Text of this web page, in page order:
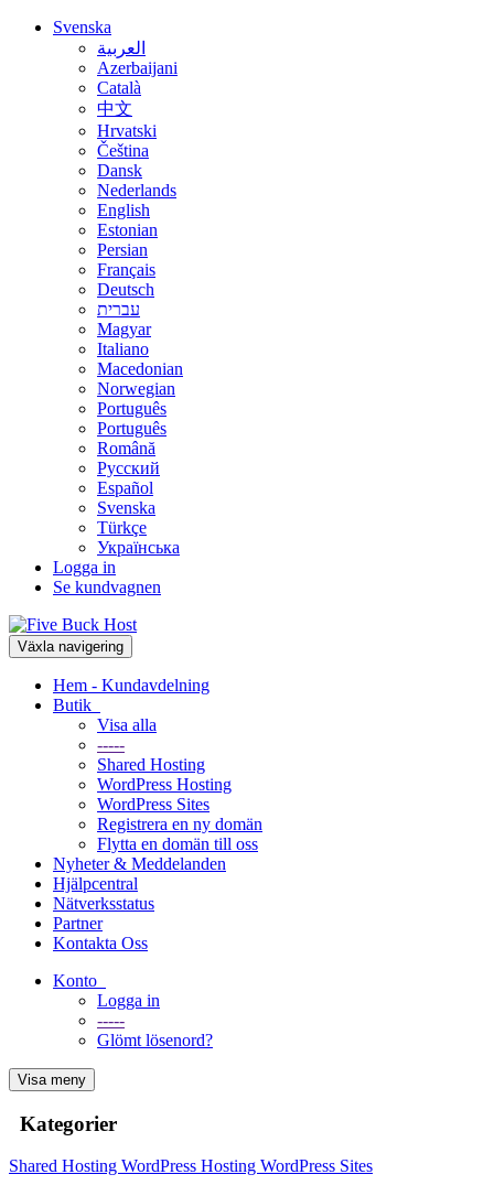
Svenska
العربية
Azerbaijani
Català
中文
Hrvatski
Čeština
Dansk
Nederlands
English
Estonian
Persian
Français
Deutsch
עברית
Magyar
Italiano
Macedonian
Norwegian
Português
Português
Română
Русский
Español
Svenska
Türkçe
Українська
Logga in
Se kundvagnen
Växla navigering
Hem - Kundavdelning
Butik
Visa alla
-----
Shared Hosting
WordPress Hosting
WordPress Sites
Registrera en ny domän
Flytta en domän till oss
Nyheter & Meddelanden
Hjälpcentral
Nätverksstatus
Partner
Kontakta Oss
Konto
Logga in
-----
Glömt lösenord?
Visa meny
Kategorier
Shared Hosting WordPress Hosting WordPress Sites